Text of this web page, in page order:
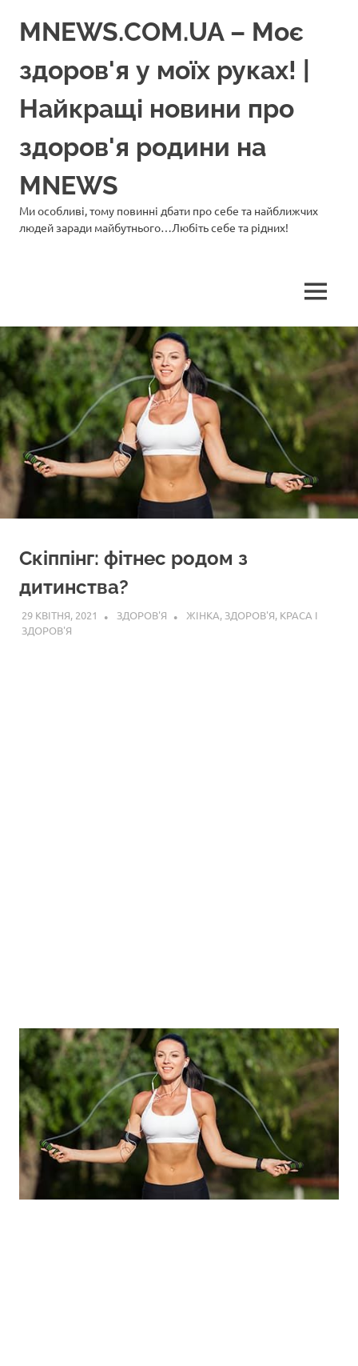
MNEWS.COM.UA – Моє
здоров'я у моїх руках! |
Найкращі новини про
здоров'я родини на
MNEWS
Ми особливі, тому повинні дбати про себе та найближчих
людей заради майбутнього…Любіть себе та рідних!
МЕНЮ
Скіппінг: фітнес родом з
дитинства?
29 КВІТНЯ, 2021 ЗДОРОВ'Я ЖІНКА, ЗДОРОВ'Я, КРАСА І
ЗДОРОВ'Я